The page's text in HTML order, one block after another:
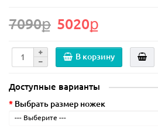
7090ք 5020ք
В корзину
Доступные варианты
Выбрать размер ножек